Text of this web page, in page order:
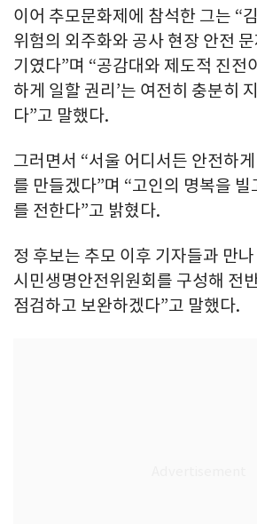
이어 추모문화제에 참석한 그는 “
위험의 외주화와 공사 현장 안전
기였다”며 “공감대와 제도적 진전
하게 일할 권리’는 여전히 충분히
다”고 말했다.
그러면서 “서울 어디서든 안전하
를 만들겠다”며 “고인의 명복을
를 전한다”고 밝혔다.
정 후보는 추모 이후 기자들과 만
시민생명안전위원회를 구성해 전
점검하고 보완하겠다”고 말했다.